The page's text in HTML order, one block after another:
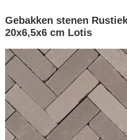
Gebakken stenen
20x6,5x6 cm Lotis